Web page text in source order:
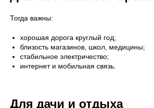
Тогда важны:
хорошая дорога круглый год;
близость магазинов, школ, медицины;
стабильное электричество;
интернет и мобильная связь.
Для дачи и отдыха